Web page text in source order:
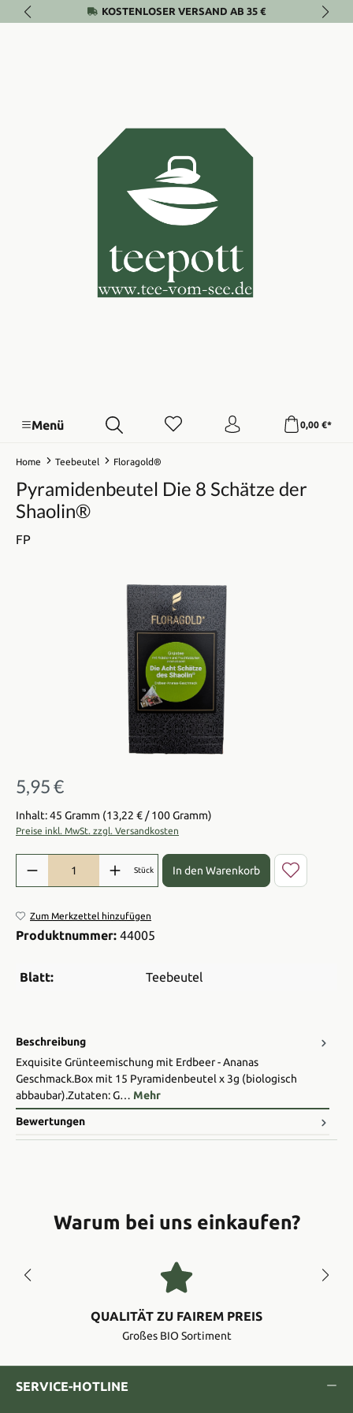
Zum Hauptinhalt springenKOSTENLOSER VERSAND AB 35 €
Menü 0,00 €*
Home Teebeutel Floragold®
Pyramidenbeutel Die 8 Schätze der
Shaolin®
FP
Bildergalerie überspringen
Regulärer Preis:
5,95 €
Inhalt: 45 Gramm (13,22 € / 100 Gramm)
Preise inkl. MwSt. zzgl. Versandkosten
Produkt Anzahl: Gib den gewünschten Wert ein oder benutze die
Stück In den Warenkorb
Zum Merkzettel hinzufügen
Produktnummer: 44005
Blatt: Teebeutel
Beschreibung
Exquisite Grünteemischung mit Erdbeer - Ananas
Geschmack.Box mit 15 Pyramidenbeutel x 3g (biologisch
abbaubar).Zutaten: G… Mehr
Bewertungen
Warum bei uns einkaufen?
QUALITÄT ZU FAIREM PREIS
Großes BIO Sortiment
SERVICE-HOTLINE